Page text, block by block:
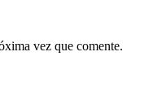
vez que comente.